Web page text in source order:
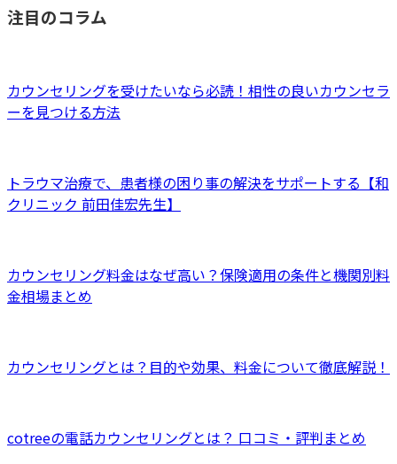
注目のコラム
カウンセリングを受けたいなら必読！相性の良いカウンセラ
ーを見つける方法
トラウマ治療で、患者様の困り事の解決をサポートする【和
クリニック 前田佳宏先生】
カウンセリング料金はなぜ高い？保険適用の条件と機関別料
金相場まとめ
カウンセリングとは？目的や効果、料金について徹底解説！
cotreeの電話カウンセリングとは？ 口コミ・評判まとめ